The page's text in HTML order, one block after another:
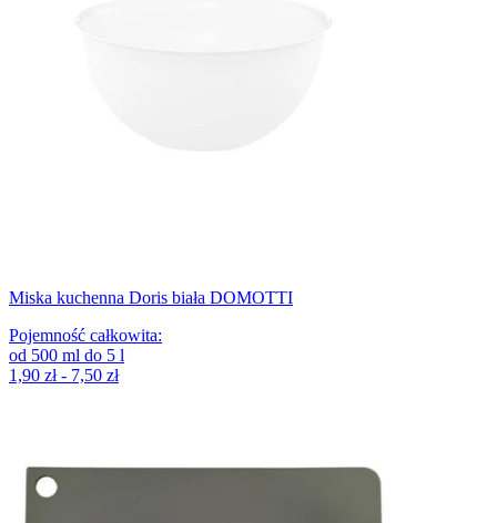
Miska kuchenna Doris biała DOMOTTI
Pojemność całkowita:
od 500 ml do 5 l
1,90 zł - 7,50 zł